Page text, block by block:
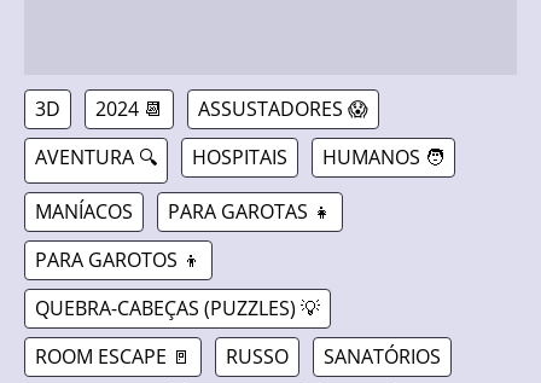
3D 2024 📆
ASSUSTADORES 😱
AVENTURA 🔍
HOSPITAIS HUMANOS 🧑
MANÍACOS
PARA GAROTAS 👧
PARA GAROTOS 👦
QUEBRA-CABEÇAS (PUZZLES) 💡
ROOM ESCAPE 🚪
RUSSO
SANATÓRIOS